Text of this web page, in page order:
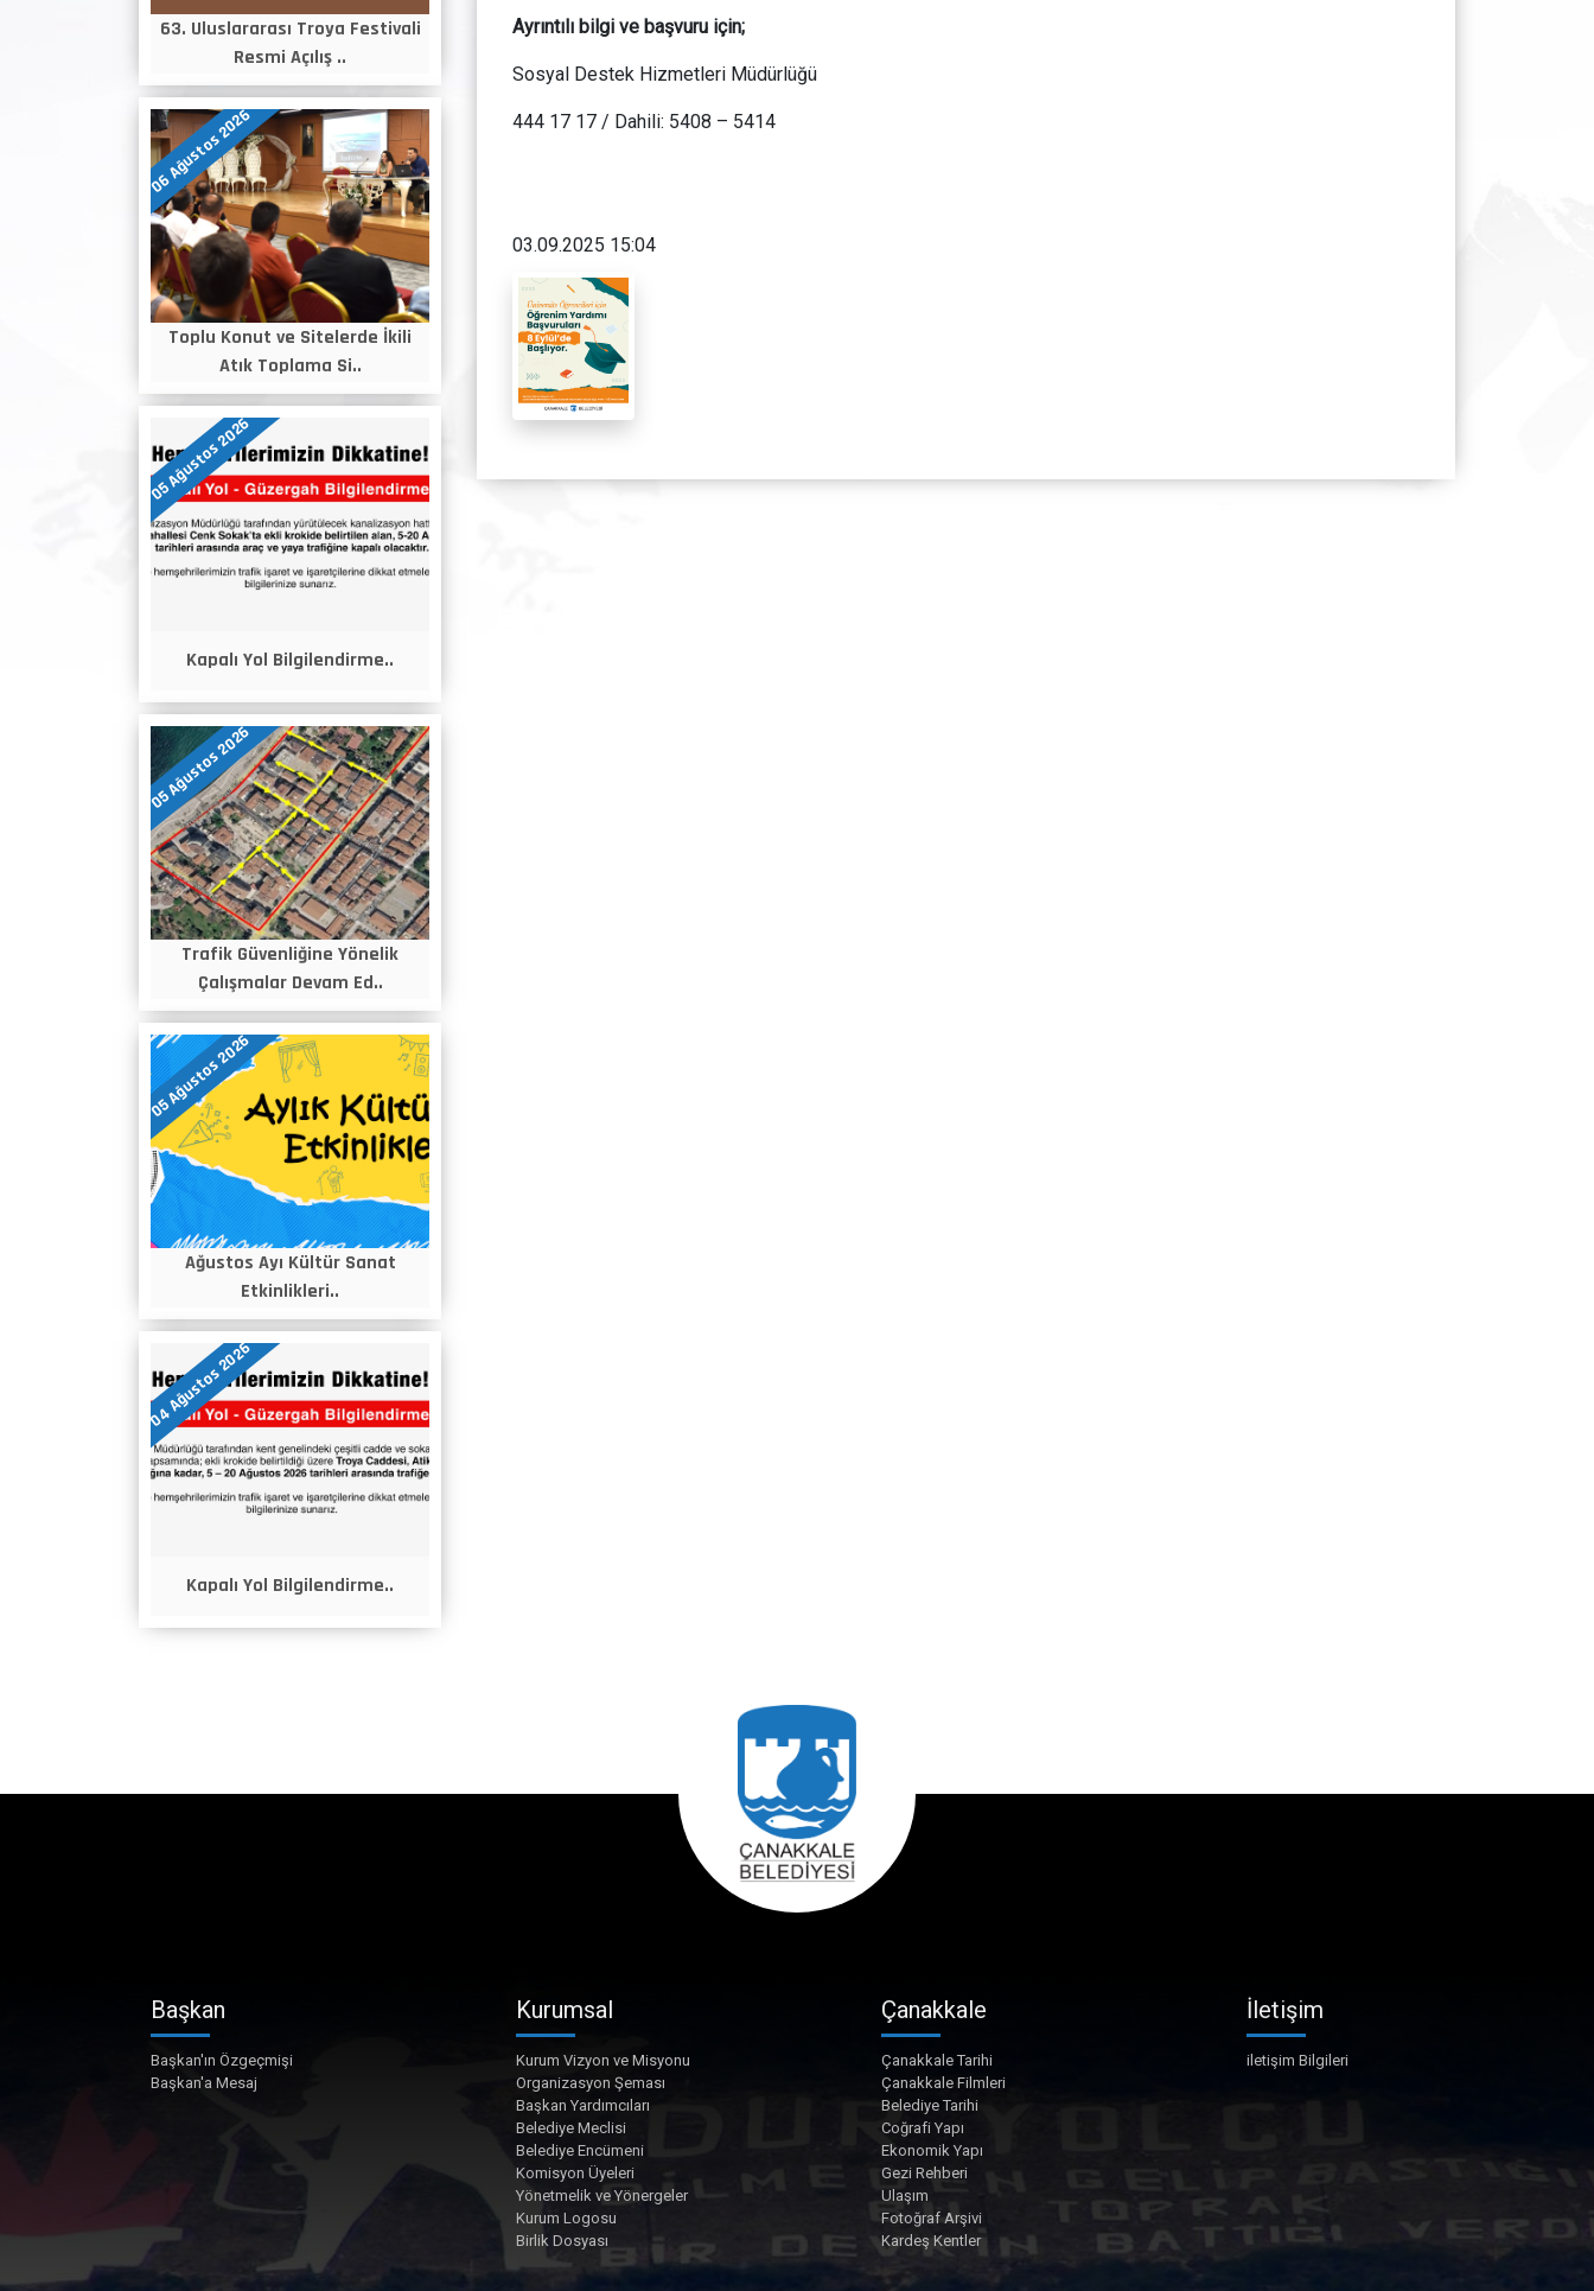
63. Uluslararası Troya Festivali
Resmi Açılış ..
06 Ağustos 2026
Toplu Konut ve Sitelerde İkili
Atık Toplama Si..
05 Ağustos 2026
Kapalı Yol Bilgilendirme..
05 Ağustos 2026
Trafik Güvenliğine Yönelik
Çalışmalar Devam Ed..
05 Ağustos 2026
Ağustos Ayı Kültür Sanat
Etkinlikleri..
04 Ağustos 2026
Kapalı Yol Bilgilendirme..
Ayrıntılı bilgi ve başvuru için;
Sosyal Destek Hizmetleri Müdürlüğü
444 17 17 / Dahili: 5408 – 5414
03.09.2025 15:04
Başkan
Başkan'ın Özgeçmişi
Başkan'a Mesaj
Kurumsal
Kurum Vizyon ve Misyonu
Organizasyon Şeması
Başkan Yardımcıları
Belediye Meclisi
Belediye Encümeni
Komisyon Üyeleri
Yönetmelik ve Yönergeler
Kurum Logosu
Birlik Dosyası
Çanakkale
Çanakkale Tarihi
Çanakkale Filmleri
Belediye Tarihi
Coğrafi Yapı
Ekonomik Yapı
Gezi Rehberi
Ulaşım
Fotoğraf Arşivi
Kardeş Kentler
İletişim
iletişim Bilgileri